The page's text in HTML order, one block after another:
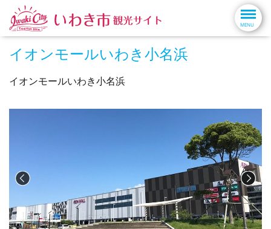
イオンモールいわき小名浜
イオンモールいわき小名浜